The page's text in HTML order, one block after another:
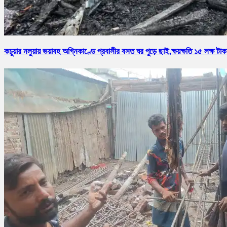
কচুয়ার নলুয়ায় ভয়াবহ অগ্নিকাণ্ডে প্রবাসীর বসত ঘর পুড়ে ছাই,ক্ষয়ক্ষতি ১৫ লক্ষ